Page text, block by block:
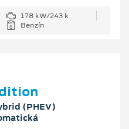
178 kW/243 k
Benzín
(PHEV)